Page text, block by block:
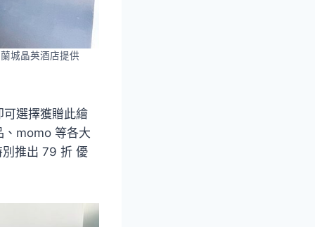
城晶英酒店提供
可選擇獲贈此繪
、momo 等各大
推出 79 折 優